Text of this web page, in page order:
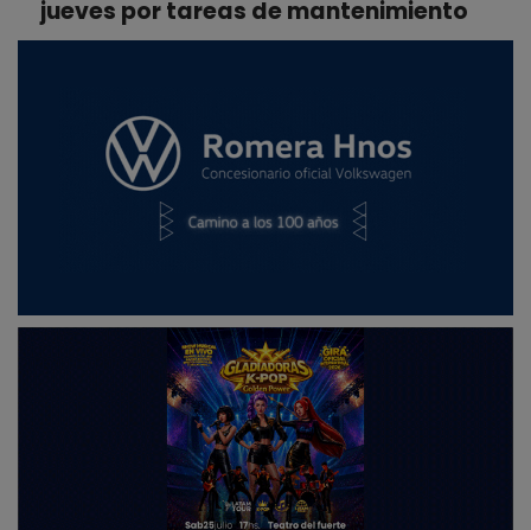
jueves por tareas de mantenimiento